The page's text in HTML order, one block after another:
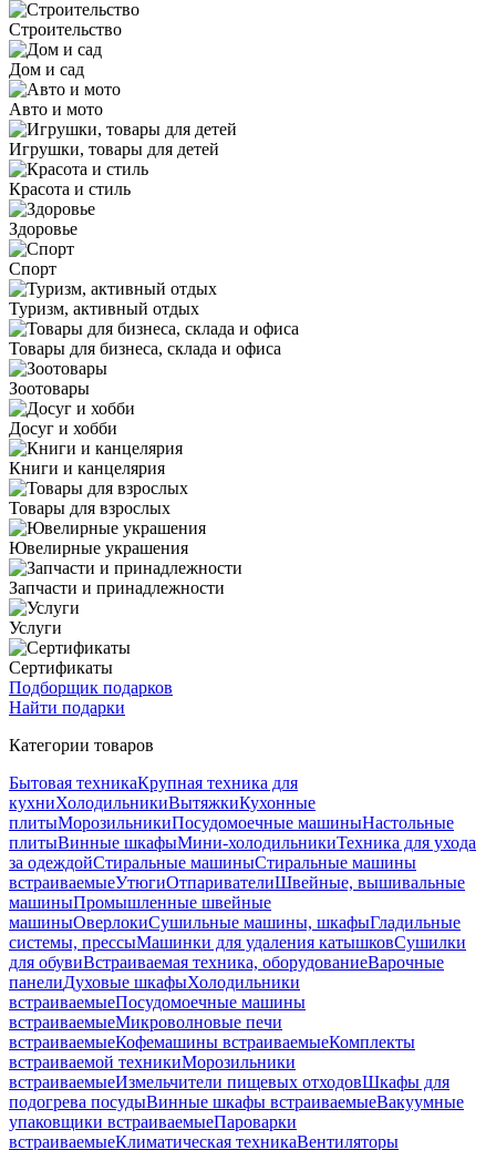
Строительство
Дом и сад
Авто и мото
Игрушки, товары для детей
Красота и стиль
Здоровье
Спорт
Туризм, активный отдых
Товары для бизнеса, склада и офиса
Зоотовары
Досуг и хобби
Книги и канцелярия
Товары для взрослых
Ювелирные украшения
Запчасти и принадлежности
Услуги
Сертификаты
Подборщик подарков
Найти подарки
Категории товаров
Бытовая техникаКрупная техника для
кухниХолодильникиВытяжкиКухонные
плитыМорозильникиПосудомоечные машиныНастольные
плитыВинные шкафыМини-холодильникиТехника для ухода
за одеждойСтиральные машиныСтиральные машины
встраиваемыеУтюгиОтпаривателиШвейные, вышивальные
машиныПромышленные швейные
машиныОверлокиСушильные машины, шкафыГладильные
системы, прессыМашинки для удаления катышковСушилки
для обувиВстраиваемая техника, оборудованиеВарочные
панелиДуховые шкафыХолодильники
встраиваемыеПосудомоечные машины
встраиваемыеМикроволновые печи
встраиваемыеКофемашины встраиваемыеКомплекты
встраиваемой техникиМорозильники
встраиваемыеИзмельчители пищевых отходовШкафы для
подогрева посудыВинные шкафы встраиваемыеВакуумные
упаковщики встраиваемыеПароварки
встраиваемыеКлиматическая техникаВентиляторы